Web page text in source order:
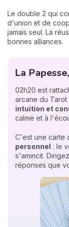
Le double 2 qui
d'union et de
jamais seul. La
bonnes alliances.
La
02h20 est
arcane du Tarot
intuition et
calme et à
C'est une carte
personnel : le
s'amincit.
réponses que